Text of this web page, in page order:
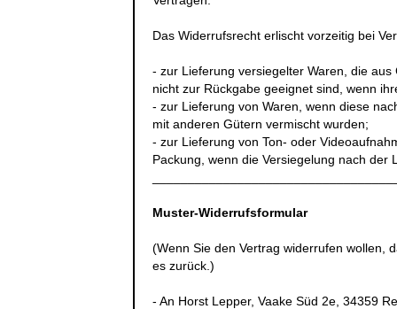
Das Widerrufsrecht erlischt vorzeitig bei
- zur Lieferung versiegelter Waren, die
nicht zur Rückgabe geeignet sind, wenn
- zur Lieferung von Waren, wenn diese
mit anderen Gütern vermischt wurden;
- zur Lieferung von Ton- oder
Packung, wenn die Versiegelung nach der
Muster-Widerrufsformular
(Wenn Sie den Vertrag widerrufen wollen,
es zurück.)
- An Horst Lepper, Vaake Süd 2e, 34359